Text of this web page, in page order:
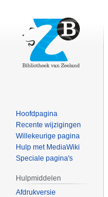
Hoofdpagina
Recente wijzigingen
Willekeurige pagina
Hulp met MediaWiki
Speciale pagina's
Hulpmiddelen
Afdrukversie